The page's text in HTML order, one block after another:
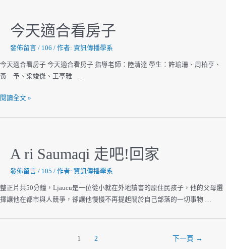
今天適合看房子
發佈留言 / 106 / 作者: 資訊傳播學系
今天適合看房子 今天適合看房子 指導老師：陸清達 學生：許瑜珊、周柏亨、
黃 予、梁竣傑、王亭雅 …
今
閱讀全文 »
A ri Saumaqi 走吧!回家
發佈留言 / 105 / 作者: 資訊傳播學系
整正片共50分鐘，Ljaucu是一位從小就在外地讀書的原住民孩子，他的父母選
擇讓他在都市與人競爭，卻讓他慢慢不再提起關於自己部落的一切事物 …
1 2 下一頁 →